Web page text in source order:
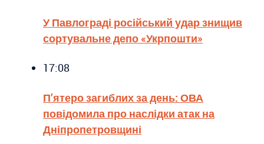
У Павлограді російський удар знищив
сортувальне депо «Укрпошти»
17:08
П’ятеро загиблих за день: ОВА
повідомила про наслідки атак на
Дніпропетровщині